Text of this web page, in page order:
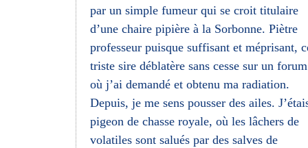
par un simple fumeur qui se croit titulaire
d’une chaire pipière à la Sorbonne. Piètre
professeur puisque suffisant et méprisant,
triste sire déblatère sans cesse sur un forum
où j’ai demandé et obtenu ma radiation.
Depuis, je me sens pousser des ailes.
pigeon de chasse royale, où les lâchers de
volatiles sont salués par des salves de